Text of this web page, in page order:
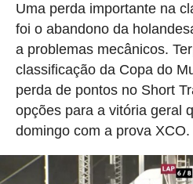
Uma perda importante na
foi o abandono da
a problemas mecânicos.
classificação da Copa do
perda de pontos no Short
opções para a vitória geral
domingo com a prova XCO.